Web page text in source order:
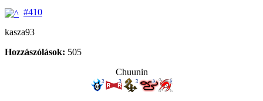
#410
kasza93
Hozzászólások: 505
Chuunin